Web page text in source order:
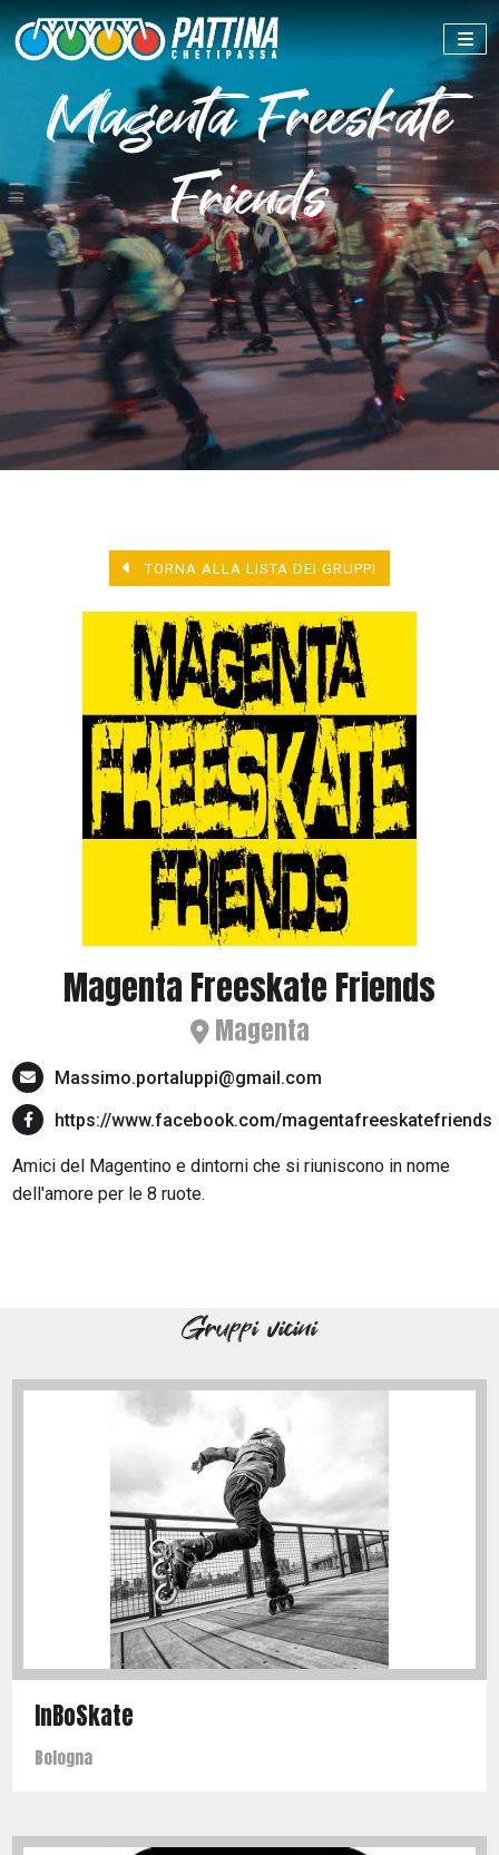
Magenta Freeskate
Friends
TORNA ALLA LISTA DEI GRUPPI
Magenta Freeskate Friends
Magenta
Massimo.portaluppi@gmail.com
https://www.facebook.com/magentafreeskatefriends
Amici del Magentino e dintorni che si riuniscono in nome
dell'amore per le 8 ruote.
Gruppi vicini
InBoSkate
Bologna